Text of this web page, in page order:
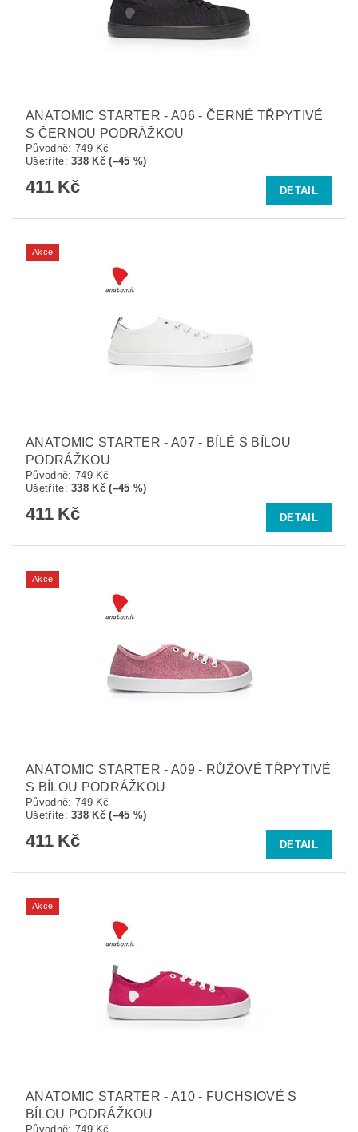
ANATOMIC STARTER - A06 - ČERNÉ TŘPYTIVÉ
S ČERNOU PODRÁŽKOU
Původně: 749 Kč
Ušetříte:338 Kč (–45 %)
411 Kč DETAIL
Akce
ANATOMIC STARTER - A07 - BÍLÉ S BÍLOU
PODRÁŽKOU
Původně: 749 Kč
Ušetříte:338 Kč (–45 %)
411 Kč DETAIL
Akce
ANATOMIC STARTER - A09 - RŮŽOVÉ TŘPYTIVÉ
S BÍLOU PODRÁŽKOU
Původně: 749 Kč
Ušetříte:338 Kč (–45 %)
411 Kč DETAIL
Akce
ANATOMIC STARTER - A10 - FUCHSIOVÉ S
BÍLOU PODRÁŽKOU
Původně: 749 Kč